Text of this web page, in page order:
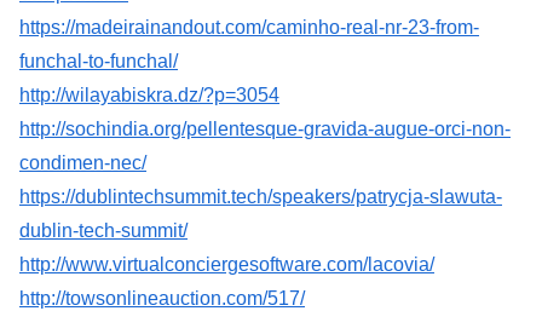
https://madeirainandout.com/caminho-real-nr-23-from-
funchal-to-funchal/
http://wilayabiskra.dz/?p=3054
http://sochindia.org/pellentesque-gravida-augue-orci-non-
condimen-nec/
https://dublintechsummit.tech/speakers/patrycja-slawuta-
dublin-tech-summit/
http://www.virtualconciergesoftware.com/lacovia/
http://towsonlineauction.com/517/